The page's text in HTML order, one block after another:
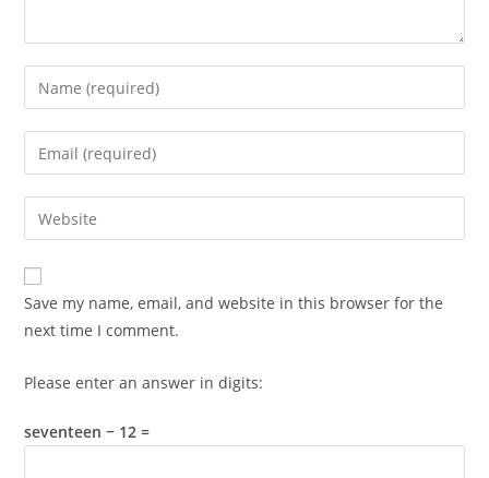
Enter
your
name
comment
Enter
your
email
address
comment
Enter
your
website
URL
(optional)
Save my name, email, and website in this browser for the
next time I comment.
Please enter an answer in digits:
seventeen − 12 =